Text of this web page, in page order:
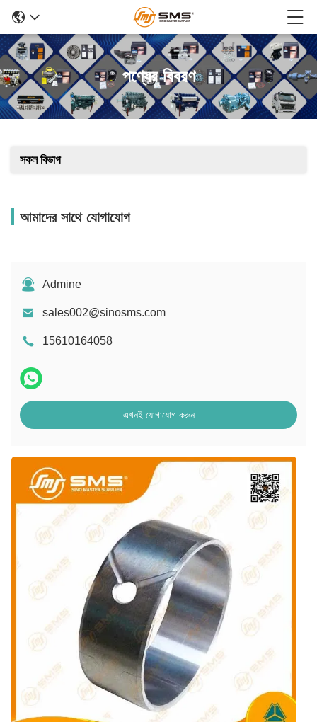
পণ্যের বিবরণ
সকল বিভাগ
আমাদের সাথে যোগাযোগ
Admine
sales002@sinosms.com
15610164058
এখনই যোগাযোগ করুন